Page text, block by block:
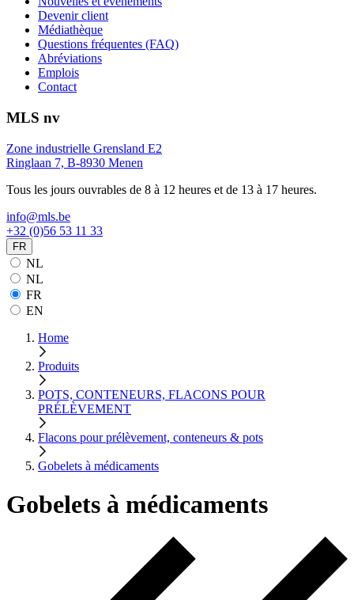
Devenir client
Médiathèque
Questions fréquentes (FAQ)
Abréviations
Emplois
Contact
MLS nv
Zone industrielle Grensland E2
Ringlaan 7, B-8930 Menen
Tous les jours ouvrables de 8 à 12 heures et de 13 à 17 heures.
info@mls.be
+32 (0)56 53 11 33
FR
NL
NL
FR
EN
Home
Produits
POTS, CONTENEURS, FLACONS POUR
PRÉLÈVEMENT
Flacons pour prélèvement, conteneurs & pots
Gobelets à médicaments
Gobelets à médicaments